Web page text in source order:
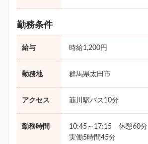
勤務条件
給与 時給1,200円
勤務地 群馬県太田市
アクセス 韮川駅バス10分
勤務時間
10:45～17:15 休憩60分
実働5時間45分